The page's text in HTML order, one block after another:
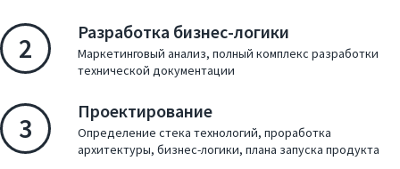
2 Разработка бизнес-логики
Маркетинговый анализ, полный комплекс разработки
технической документации
3 Проектирование
Определение стека технологий, проработка
архитектуры, бизнес-логики, плана запуска продукта
Услуги